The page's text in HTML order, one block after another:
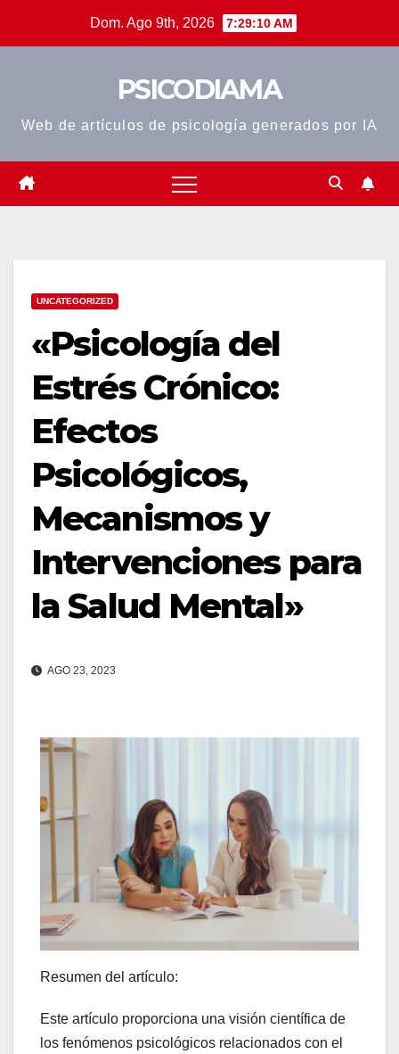
Dom. Ago 9th, 2026 7:29:11 AM
PSICODIAMA
Web de artículos de psicología generados por IA
UNCATEGORIZED
«Psicología del
Estrés Crónico:
Efectos
Psicológicos,
Mecanismos y
Intervenciones para
la Salud Mental»
AGO 23, 2023
Resumen del artículo:
Este artículo proporciona una visión científica de
los fenómenos psicológicos relacionados con el